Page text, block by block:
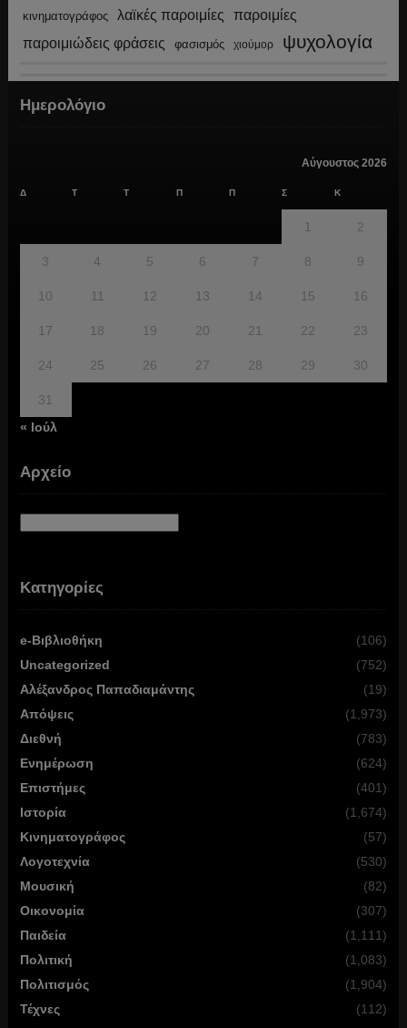
κινηματογράφος λαϊκές παροιμίες παροιμίες
παροιμιώδεις φράσεις φασισμός χιούμορ ψυχολογία
Ημερολόγιο
Αύγουστος 2026
Δ Τ Τ Π Π Σ Κ
1 2
3 4 5 6 7 8 9
10 11 12 13 14 15 16
17 18 19 20 21 22 23
24 25 26 27 28 29 30
31
« Ιούλ
Αρχείο
Κατηγορίες
e-Βιβλιοθήκη
(106)
Uncategorized
(752)
Αλέξανδρος Παπαδιαμάντης
(19)
Απόψεις
(1,973)
Διεθνή
(783)
Ενημέρωση
(624)
Επιστήμες
(401)
Ιστορία
(1,674)
Κινηματογράφος
(57)
Λογοτεχνία
(530)
Μουσική
(82)
Οικονομία
(307)
Παιδεία
(1,111)
Πολιτική
(1,083)
Πολιτισμός
(1,904)
Τέχνες
(112)